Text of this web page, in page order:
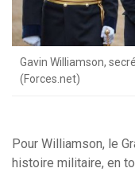
Gavin Williamson,
(Forces.net)
Pour Williamson, le
histoire militaire, en